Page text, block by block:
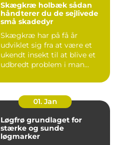
Skægkræ holbæk sådan
håndterer du de sejlivede
små skadedyr
Skægkræ har på få år
udviklet sig fra at være et
ukendt insekt til at blive et
udbredt problem i man...
01. Jan
Løgfrø grundlaget for
stærke og sunde
løgmarker